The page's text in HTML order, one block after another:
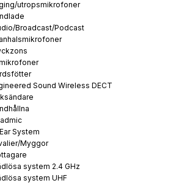
utropsmikrofoner
Broadcast/Podcast
Sound Wireless DECT
System
Myggor
system 2.4 GHz
system UHF